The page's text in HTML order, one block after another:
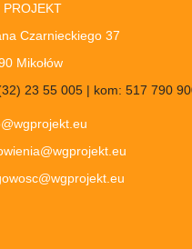
PROJEKT
Czarnieckiego 37
Mikołów
23 55 005 | kom: 517 790